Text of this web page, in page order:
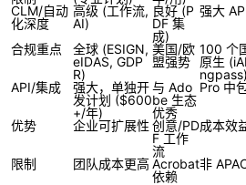
CLM/自动
化深度
高级 (工作流,
AI)
良好 (P
DF 集
成)
强大
合规重点
全球 (ESIGN,
eIDAS, GDP
R)
美国/欧
盟强势
100 个
原生
ngpass)
API/集成
强大，单独开
发计划 ($600
+/年)
与 Ado
be 生态
优秀
Pro 中
优势
企业可扩展性 创意/PD
F 工作
流
成本效
限制 团队成本更高Acrobat
依赖
非